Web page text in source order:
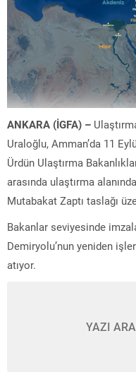
ANKARA (İGFA) –
Uraloğlu, Amman’da 11
Ürdün Ulaştırma
arasında ulaştırma
Mutabakat Zaptı taslağı
Bakanlar seviyesinde
Demiryolu’nun yeniden
atıyor.
YAZI